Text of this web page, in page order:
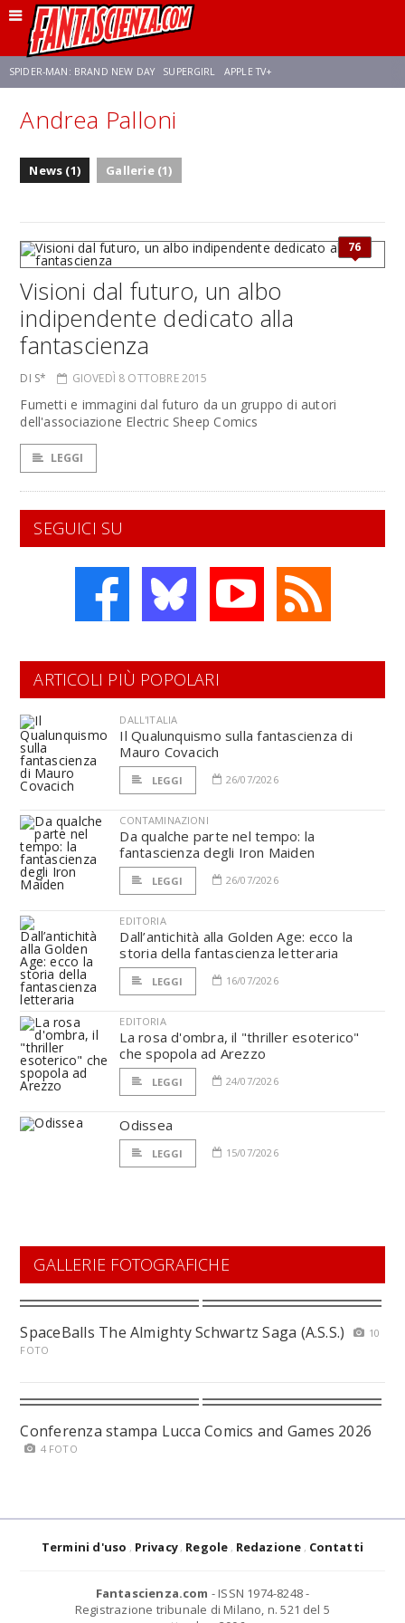
SPIDER-MAN: BRAND NEW DAY SUPERGIRL APPLE TV+
FRANCO RICCIARDIELLO ZENDAYA
Andrea Palloni
News (1) Gallerie (1)
76
Visioni dal futuro, un albo
indipendente dedicato alla
fantascienza
DI S* GIOVEDÌ 8 OTTOBRE 2015
Fumetti e immagini dal futuro da un gruppo di autori
dell'associazione Electric Sheep Comics
LEGGI
SEGUICI SU
ARTICOLI PIÙ POPOLARI
DALL'ITALIA
Il Qualunquismo sulla fantascienza di
Mauro Covacich
LEGGI 26/07/2026
CONTAMINAZIONI
Da qualche parte nel tempo: la
fantascienza degli Iron Maiden
LEGGI 26/07/2026
EDITORIA
Dall’antichità alla Golden Age: ecco la
storia della fantascienza letteraria
LEGGI 16/07/2026
EDITORIA
La rosa d'ombra, il "thriller esoterico"
che spopola ad Arezzo
LEGGI 24/07/2026
Odissea
LEGGI 15/07/2026
GALLERIE FOTOGRAFICHE
SpaceBalls The Almighty Schwartz Saga (A.S.S.)
10
FOTO
Conferenza stampa Lucca Comics and Games 2026
4 FOTO
Termini d'uso Privacy Regole Redazione Contatti
Fantascienza.com - ISSN 1974-8248 -
Registrazione tribunale di Milano, n. 521 del 5